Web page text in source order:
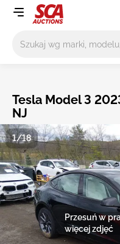
Tesla Model 3
NJ
Przesuń w
więcej zdjęć
1/18